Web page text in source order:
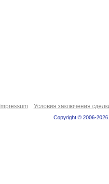
Impressum Условия заключения
Copyright © 2006-